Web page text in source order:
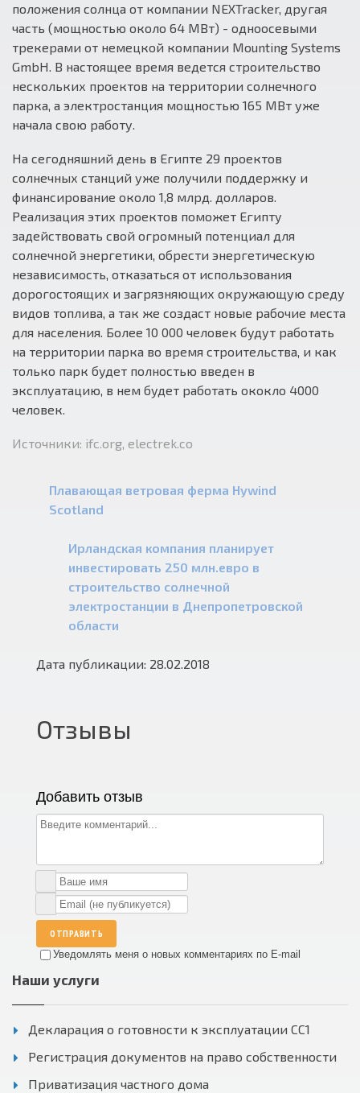
положения солнца от компании NEXTracker, другая
часть (мощностью около 64 МВт) - одноосевыми
трекерами от немецкой компании Mounting Systems
GmbH. В настоящее время ведется строительство
нескольких проектов на территории солнечного
парка, а электростанция мощностью 165 МВт уже
начала свою работу.
На сегодняшний день в Египте 29 проектов
солнечных станций уже получили поддержку и
финансирование около 1,8 млрд. долларов.
Реализация этих проектов поможет Египту
задействовать свой огромный потенциал для
солнечной энергетики, обрести энергетическую
независимость, отказаться от использования
дорогостоящих и загрязняющих окружающую среду
видов топлива, а так же создаст новые рабочие места
для населения. Более 10 000 человек будут работать
на территории парка во время строительства, и как
только парк будет полностью введен в
эксплуатацию, в нем будет работать ококло 4000
человек.
Источники: ifc.org, electrek.co
Плавающая ветровая ферма Hywind
Scotland
Ирландская компания планирует
инвестировать 250 млн.евро в
строительство солнечной
электростанции в Днепропетровской
области
Дата публикации: 28.02.2018
Отзывы
Добавить отзыв
ОТПРАВИТЬ
Уведомлять меня о новых комментариях по E-mail
Наши услуги
Декларация о готовности к эксплуатации СС1
Регистрация документов на право собственности
Приватизация частного дома